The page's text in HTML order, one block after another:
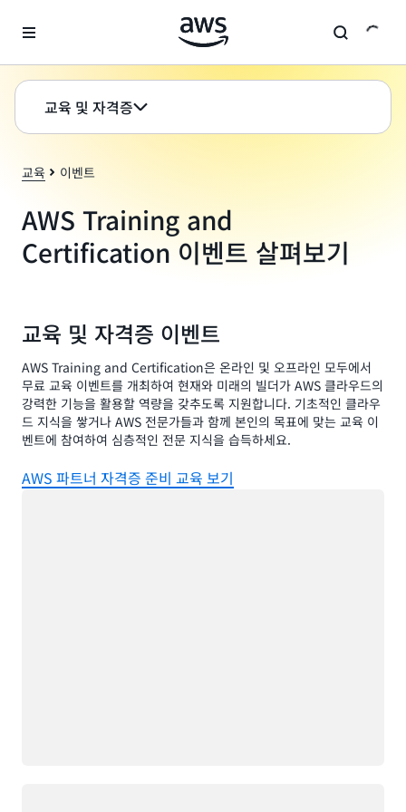
교육 및 자격증
교육 이벤트
AWS Training and
Certification 이벤트 살펴보기
교육 및 자격증 이벤트
AWS Training and Certification은 온라인 및 오프라인 모두에서
무료 교육 이벤트를 개최하여 현재와 미래의 빌더가 AWS 클라우드의
강력한 기능을 활용할 역량을 갖추도록 지원합니다. 기초적인 클라우
드 지식을 쌓거나 AWS 전문가들과 함께 본인의 목표에 맞는 교육 이
벤트에 참여하여 심층적인 전문 지식을 습득하세요.
AWS 파트너 자격증 준비 교육 보기